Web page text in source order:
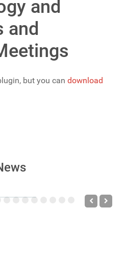
and
and
but you can download
del cordone ombelicale e trombosi
Vassilios Fanos has been